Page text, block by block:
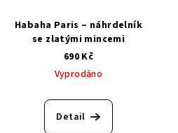
Habaha Paris – náhrdelník
se zlatými mincemi
690 Kč
Vyprodáno
Detail